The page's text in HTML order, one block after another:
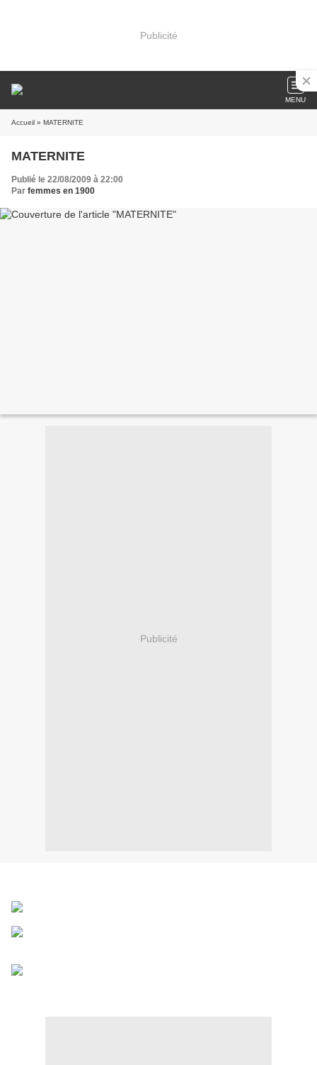
Publicité
MENU
Accueil » MATERNITE
MATERNITE
Publié le 22/08/2009 à 22:00
Par femmes en 1900
Publicité